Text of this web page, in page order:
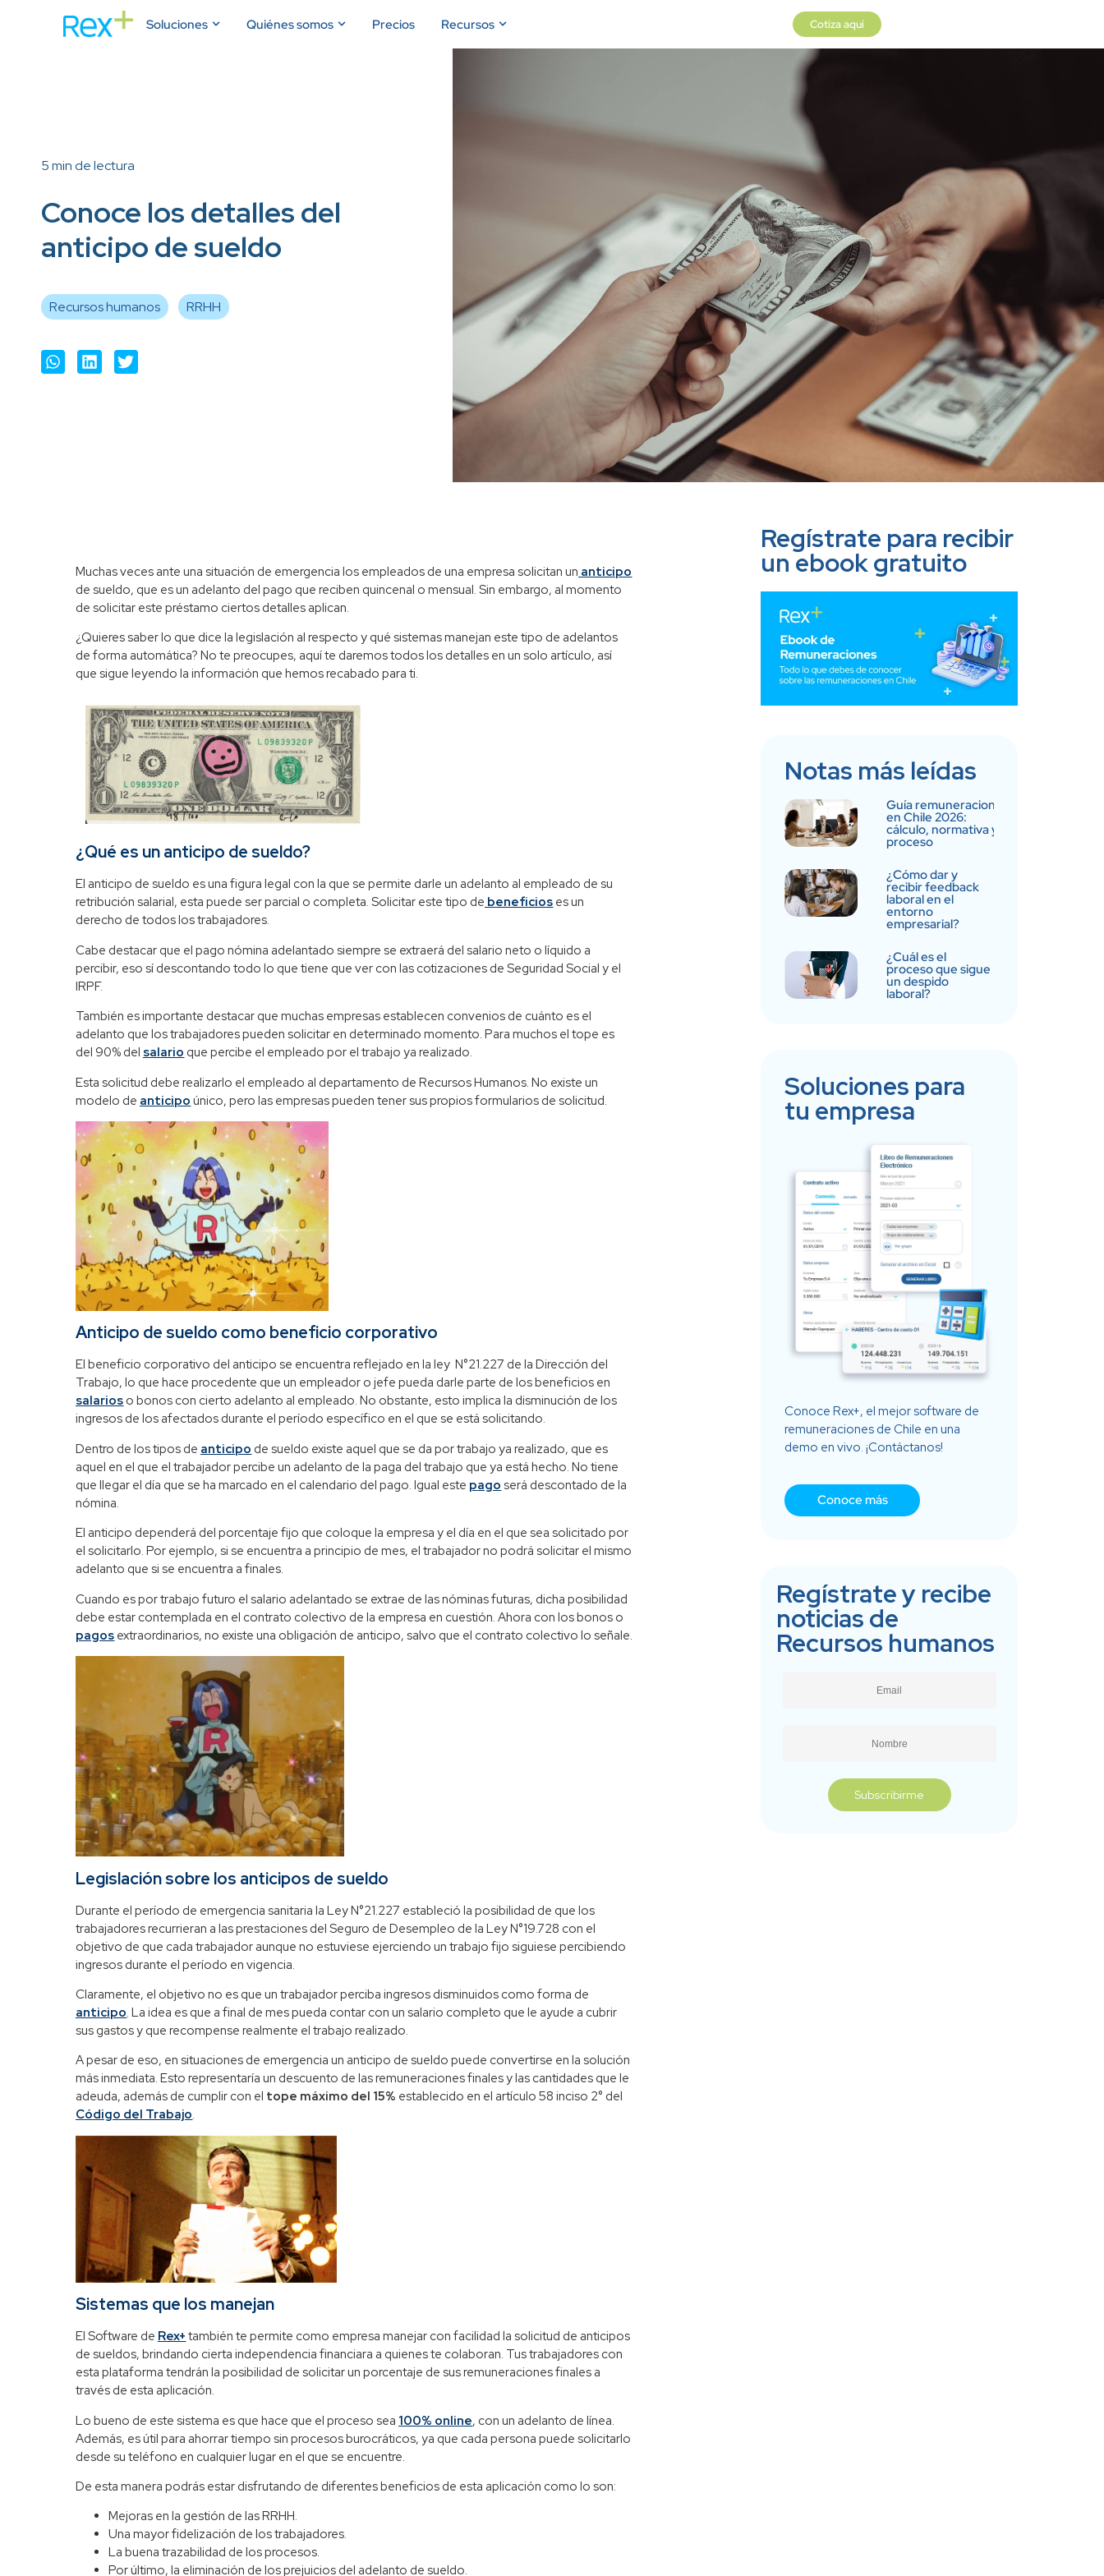
Soluciones Quiénes somos Precios Recursos Cotiza aquí
5 min de lectura
Conoce los detalles del
anticipo de sueldo
Recursos humanos RRHH
Muchas veces ante una situación de emergencia los empleados de una empresa solicitan un anticipo
de sueldo, que es un adelanto del pago que reciben quincenal o mensual. Sin embargo, al momento
de solicitar este préstamo ciertos detalles aplican.
¿Quieres saber lo que dice la legislación al respecto y qué sistemas manejan este tipo de adelantos
de forma automática? No te preocupes, aquí te daremos todos los detalles en un solo artículo, así
que sigue leyendo la información que hemos recabado para ti.
¿Qué es un anticipo de sueldo?
El anticipo de sueldo es una figura legal con la que se permite darle un adelanto al empleado de su
retribución salarial, esta puede ser parcial o completa. Solicitar este tipo de beneficios es un
derecho de todos los trabajadores.
Cabe destacar que el pago nómina adelantado siempre se extraerá del salario neto o líquido a
percibir, eso sí descontando todo lo que tiene que ver con las cotizaciones de Seguridad Social y el
IRPF.
También es importante destacar que muchas empresas establecen convenios de cuánto es el
adelanto que los trabajadores pueden solicitar en determinado momento. Para muchos el tope es
del 90% del salario que percibe el empleado por el trabajo ya realizado.
Esta solicitud debe realizarlo el empleado al departamento de Recursos Humanos. No existe un
modelo de anticipo único, pero las empresas pueden tener sus propios formularios de solicitud.
Anticipo de sueldo como beneficio corporativo
El beneficio corporativo del anticipo se encuentra reflejado en la ley N°21.227 de la Dirección del
Trabajo, lo que hace procedente que un empleador o jefe pueda darle parte de los beneficios en
salarios o bonos con cierto adelanto al empleado. No obstante, esto implica la disminución de los
ingresos de los afectados durante el período específico en el que se está solicitando.
Dentro de los tipos de anticipo de sueldo existe aquel que se da por trabajo ya realizado, que es
aquel en el que el trabajador percibe un adelanto de la paga del trabajo que ya está hecho. No tiene
que llegar el día que se ha marcado en el calendario del pago. Igual este pago será descontado de la
nómina.
El anticipo dependerá del porcentaje fijo que coloque la empresa y el día en el que sea solicitado por
el solicitarlo. Por ejemplo, si se encuentra a principio de mes, el trabajador no podrá solicitar el mismo
adelanto que si se encuentra a finales.
Cuando es por trabajo futuro el salario adelantado se extrae de las nóminas futuras, dicha posibilidad
debe estar contemplada en el contrato colectivo de la empresa en cuestión. Ahora con los bonos o
pagos extraordinarios, no existe una obligación de anticipo, salvo que el contrato colectivo lo señale.
Legislación sobre los anticipos de sueldo
Durante el período de emergencia sanitaria la Ley N°21.227 estableció la posibilidad de que los
trabajadores recurrieran a las prestaciones del Seguro de Desempleo de la Ley N°19.728 con el
objetivo de que cada trabajador aunque no estuviese ejerciendo un trabajo fijo siguiese percibiendo
ingresos durante el período en vigencia.
Claramente, el objetivo no es que un trabajador perciba ingresos disminuidos como forma de
anticipo. La idea es que a final de mes pueda contar con un salario completo que le ayude a cubrir
sus gastos y que recompense realmente el trabajo realizado.
A pesar de eso, en situaciones de emergencia un anticipo de sueldo puede convertirse en la solución
más inmediata. Esto representaría un descuento de las remuneraciones finales y las cantidades que le
adeuda, además de cumplir con el tope máximo del 15% establecido en el artículo 58 inciso 2° del
Código del Trabajo.
Sistemas que los manejan
El Software de Rex+ también te permite como empresa manejar con facilidad la solicitud de anticipos
de sueldos, brindando cierta independencia financiara a quienes te colaboran. Tus trabajadores con
esta plataforma tendrán la posibilidad de solicitar un porcentaje de sus remuneraciones finales a
través de esta aplicación.
Lo bueno de este sistema es que hace que el proceso sea 100% online, con un adelanto de línea.
Además, es útil para ahorrar tiempo sin procesos burocráticos, ya que cada persona puede solicitarlo
desde su teléfono en cualquier lugar en el que se encuentre.
De esta manera podrás estar disfrutando de diferentes beneficios de esta aplicación como lo son:
Mejoras en la gestión de las RRHH.
Una mayor fidelización de los trabajadores.
La buena trazabilidad de los procesos.
Por último, la eliminación de los prejuicios del adelanto de sueldo.
Regístrate para recibir
un ebook gratuito
Notas más leídas
Guía remuneraciones
en Chile 2026:
cálculo, normativa y
proceso
¿Cómo dar y
recibir feedback
laboral en el
entorno
empresarial?
¿Cuál es el
proceso que sigue
un despido
laboral?
Soluciones para
tu empresa
Conoce Rex+, el mejor software de
remuneraciones de Chile en una
demo en vivo. ¡Contáctanos!
Conoce más
Regístrate y recibe
noticias de
Recursos humanos